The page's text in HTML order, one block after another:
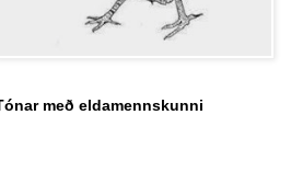
með eldamennskunni